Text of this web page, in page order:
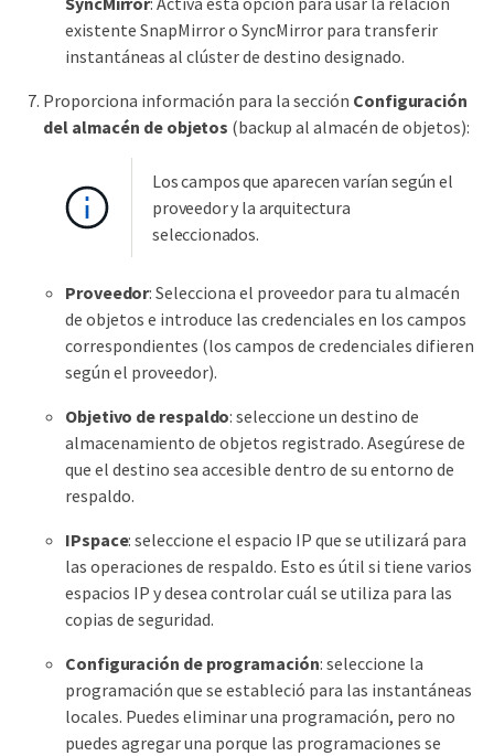
existente SnapMirror o SyncMirror para transferir
instantáneas al clúster de destino designado.
Proporciona información para la sección Configuración
del almacén de objetos (backup al almacén de objetos):
Los campos que aparecen varían según el
proveedor y la arquitectura
seleccionados.
Proveedor: Selecciona el proveedor para tu almacén
de objetos e introduce las credenciales en los campos
correspondientes (los campos de credenciales difieren
según el proveedor).
Objetivo de respaldo: seleccione un destino de
almacenamiento de objetos registrado. Asegúrese de
que el destino sea accesible dentro de su entorno de
respaldo.
IPspace: seleccione el espacio IP que se utilizará para
las operaciones de respaldo. Esto es útil si tiene varios
espacios IP y desea controlar cuál se utiliza para las
copias de seguridad.
Configuración de programación: seleccione la
programación que se estableció para las instantáneas
locales. Puedes eliminar una programación, pero no
puedes agregar una porque las programaciones se